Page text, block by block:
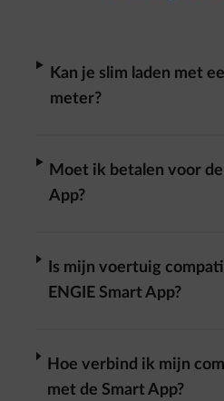
Kan je slim laden met
meter?
Moet ik betalen voor de
App?
Is mijn voertuig
ENGIE Smart App?
Hoe verbind ik mijn
met de Smart App?